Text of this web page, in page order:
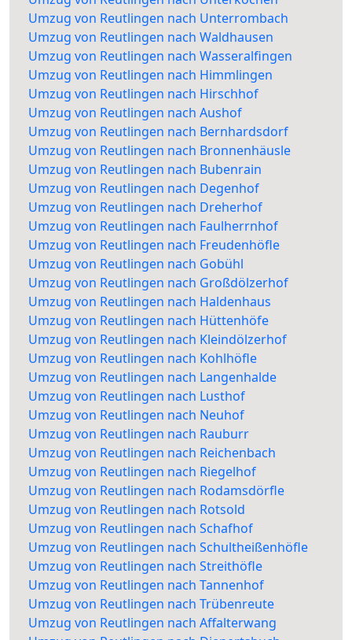
Umzug von Reutlingen nach Unterrombach
Umzug von Reutlingen nach Waldhausen
Umzug von Reutlingen nach Wasseralfingen
Umzug von Reutlingen nach Himmlingen
Umzug von Reutlingen nach Hirschhof
Umzug von Reutlingen nach Aushof
Umzug von Reutlingen nach Bernhardsdorf
Umzug von Reutlingen nach Bronnenhäusle
Umzug von Reutlingen nach Bubenrain
Umzug von Reutlingen nach Degenhof
Umzug von Reutlingen nach Dreherhof
Umzug von Reutlingen nach Faulherrnhof
Umzug von Reutlingen nach Freudenhöfle
Umzug von Reutlingen nach Gobühl
Umzug von Reutlingen nach Großdölzerhof
Umzug von Reutlingen nach Haldenhaus
Umzug von Reutlingen nach Hüttenhöfe
Umzug von Reutlingen nach Kleindölzerhof
Umzug von Reutlingen nach Kohlhöfle
Umzug von Reutlingen nach Langenhalde
Umzug von Reutlingen nach Lusthof
Umzug von Reutlingen nach Neuhof
Umzug von Reutlingen nach Rauburr
Umzug von Reutlingen nach Reichenbach
Umzug von Reutlingen nach Riegelhof
Umzug von Reutlingen nach Rodamsdörfle
Umzug von Reutlingen nach Rotsold
Umzug von Reutlingen nach Schafhof
Umzug von Reutlingen nach Schultheißenhöfle
Umzug von Reutlingen nach Streithöfle
Umzug von Reutlingen nach Tannenhof
Umzug von Reutlingen nach Trübenreute
Umzug von Reutlingen nach Affalterwang